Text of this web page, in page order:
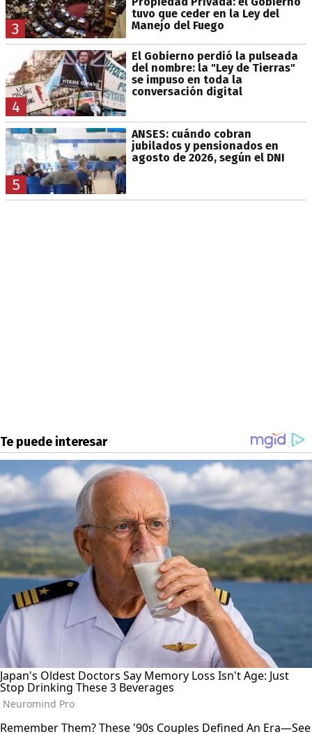
3
tuvo que ceder en la Ley del
Manejo del Fuego
4
El Gobierno perdió la pulseada
del nombre: la "Ley de Tierras"
se impuso en toda la
conversación digital
5
ANSES: cuándo cobran
jubilados y pensionados en
agosto de 2026, según el DNI